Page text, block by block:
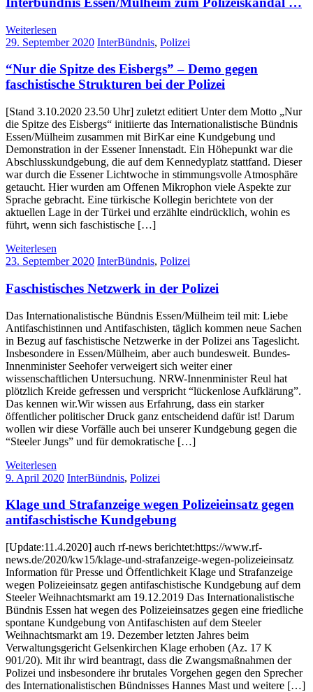
Weiterlesen
29. September 2020 InterBündnis, Polizei
“Nur die Spitze des Eisbergs” – Demo gegen
faschistische Strukturen bei der Polizei
[Stand 3.10.2020 23.50 Uhr] zuletzt editiert Unter dem Motto „Nur
die Spitze des Eisbergs“ initiierte das Internationalistische Bündnis
Essen/Mülheim zusammen mit BirKar eine Kundgebung und
Demonstration in der Essener Innenstadt. Ein Höhepunkt war die
Abschlusskundgebung, die auf dem Kennedyplatz stattfand. Dieser
war durch die Essener Lichtwoche in stimmungsvolle Atmosphäre
getaucht. Hier wurden am Offenen Mikrophon viele Aspekte zur
Sprache gebracht. Eine türkische Kollegin berichtete von der
aktuellen Lage in der Türkei und erzählte eindrücklich, wohin es
führt, wenn sich faschistische […]
Weiterlesen
23. September 2020 InterBündnis, Polizei
Faschistisches Netzwerk in der Polizei
Das Internationalistische Bündnis Essen/Mülheim teil mit: Liebe
Antifaschistinnen und Antifaschisten, täglich kommen neue Sachen
in Bezug auf faschistische Netzwerke in der Polizei ans Tageslicht.
Insbesondere in Essen/Mülheim, aber auch bundesweit. Bundes-
Innenminister Seehofer verweigert sich weiter einer
wissenschaftlichen Untersuchung. NRW-Innenminister Reul hat
plötzlich Kreide gefressen und verspricht “lückenlose Aufklärung”.
Das kennen wir.Wir wissen aus Erfahrung, dass ein starker
öffentlicher politischer Druck ganz entscheidend dafür ist! Darum
wollen wir diese Vorfälle auch bei unserer Kundgebung gegen die
“Steeler Jungs” und für demokratische […]
Weiterlesen
9. April 2020 InterBündnis, Polizei
Klage und Strafanzeige wegen Polizeieinsatz gegen
antifaschistische Kundgebung
[Update:11.4.2020] auch rf-news berichtet:https://www.rf-
news.de/2020/kw15/klage-und-strafanzeige-wegen-polizeieinsatz
Information für Presse und Öffentlichkeit Klage und Strafanzeige
wegen Polizeieinsatz gegen antifaschistische Kundgebung auf dem
Steeler Weihnachtsmarkt am 19.12.2019 Das Internationalistische
Bündnis Essen hat wegen des Polizeieinsatzes gegen eine friedliche
spontane Kundgebung von Antifaschisten auf dem Steeler
Weihnachtsmarkt am 19. Dezember letzten Jahres beim
Verwaltungsgericht Gelsenkirchen Klage erhoben (Az. 17 K
901/20). Mit ihr wird beantragt, dass die Zwangsmaßnahmen der
Polizei und insbesondere ihr brutales Vorgehen gegen den Sprecher
des Internationalistischen Bündnisses Hannes Mast und weitere […]